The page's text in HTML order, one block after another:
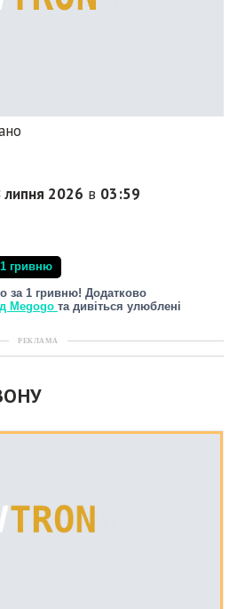
липня 2026 в 03:59
гривню
за 1 гривню! Додатково
Megogo та дивіться улюблені
РЕКЛАМА